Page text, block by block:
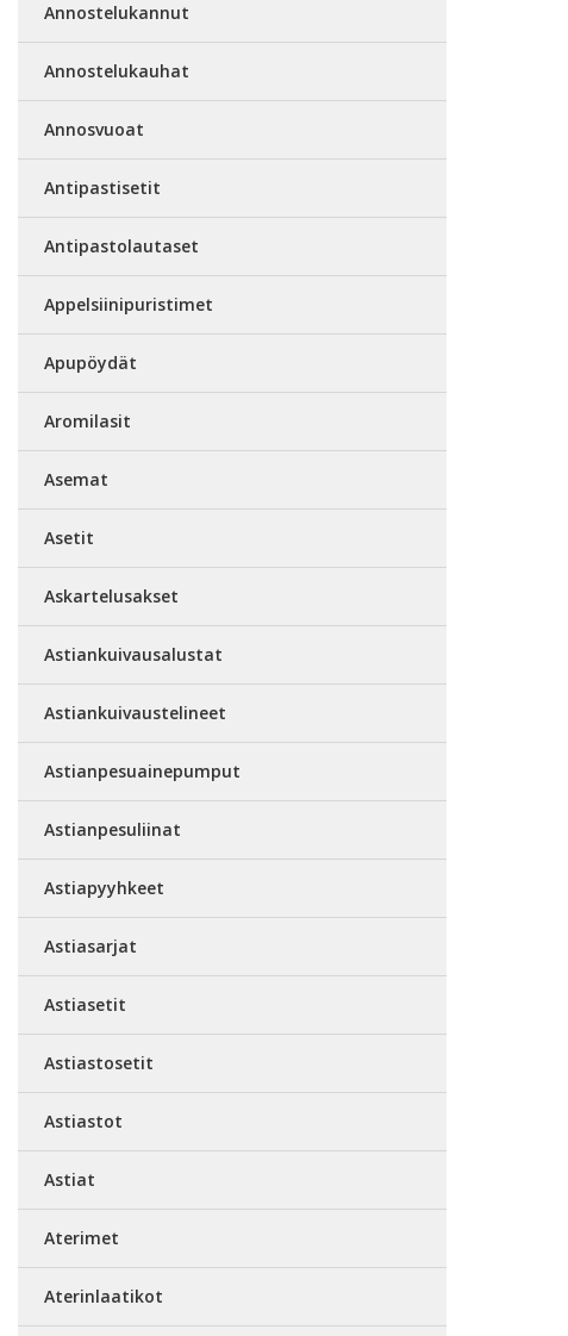
Annostelukannut
Annostelukauhat
Annosvuoat
Antipastisetit
Antipastolautaset
Appelsiinipuristimet
Apupöydät
Aromilasit
Asemat
Asetit
Askartelusakset
Astiankuivausalustat
Astiankuivaustelineet
Astianpesuainepumput
Astianpesuliinat
Astiapyyhkeet
Astiasarjat
Astiasetit
Astiastosetit
Astiastot
Astiat
Aterimet
Aterinlaatikot